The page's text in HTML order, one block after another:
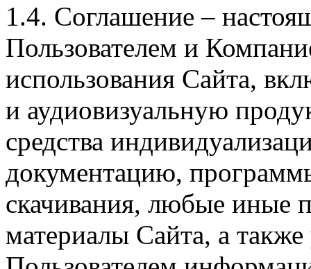
1.4. Соглашение –
Пользователем и
использования Сайта,
и аудиовизуальную
средства
документацию,
скачивания, любые иные
материалы Сайта, а